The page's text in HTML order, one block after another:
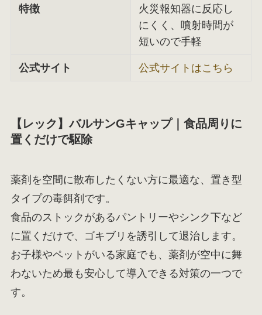
特徴
火災報知器に反応し
にくく、噴射時間が
短いので手軽
公式サイト 公式サイトはこちら
【レック】バルサンGキャップ｜食品周りに
置くだけで駆除
薬剤を空間に散布したくない方に最適な、置き型
タイプの毒餌剤です。
食品のストックがあるパントリーやシンク下など
に置くだけで、ゴキブリを誘引して退治します。
お子様やペットがいる家庭でも、薬剤が空中に舞
わないため最も安心して導入できる対策の一つで
す。